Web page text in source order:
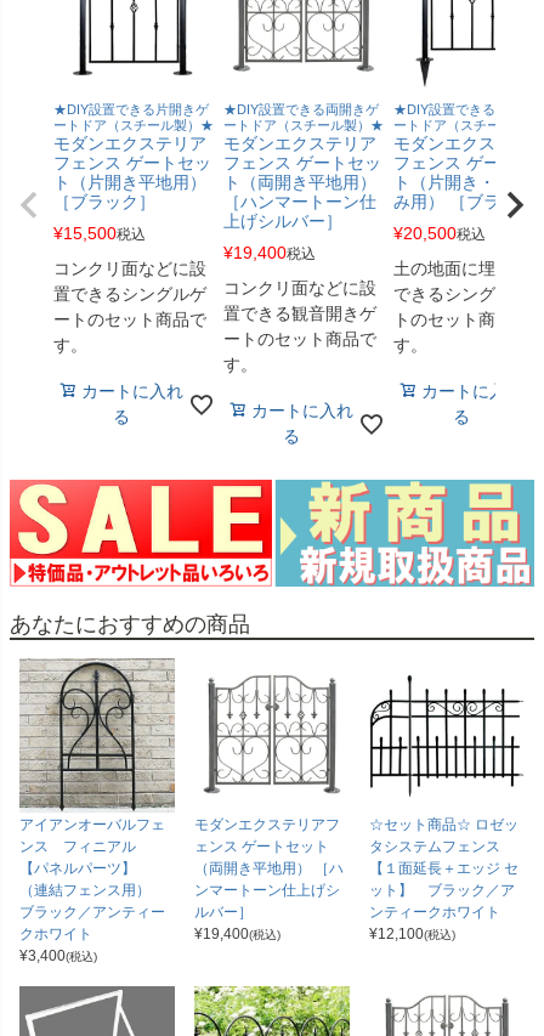
★DIY設置できる片開きゲ
ートドア（スチール製）★
モダンエクステリア
フェンス ゲートセッ
ト（片開き平地用）
［ブラック］
¥15,500税込
コンクリ面などに設
置できるシングルゲ
ートのセット商品で
す。
カートに入れ
る
★DIY設置できる両開きゲ
ートドア（スチール製）★
モダンエクステリア
フェンス ゲートセッ
ト（両開き平地用）
［ハンマートーン仕
上げシルバー］
¥19,400税込
コンクリ面などに設
置できる観音開きゲ
ートのセット商品で
す。
カートに入れ
る
★DIY設置できる片開き
ートドア（スチール製
モダンエクステリ
フェンス ゲートセ
ト（片開き・埋め
み用） ［ブラック
¥20,500税込
土の地面に埋込設
できるシングルゲ
トのセット商品で
す。
カートに入れ
る
あなたにおすすめの商品
アイアンオーバルフェ
ンス フィニアル
【パネルパーツ】
（連結フェンス用）
ブラック／アンティー
クホワイト
¥3,400(税込)
モダンエクステリアフ
ェンス ゲートセット
（両開き平地用） ［ハ
ンマートーン仕上げシ
ルバー］
¥19,400(税込)
☆セット商品☆ ロゼッ
タシステムフェンス
【１面延長＋エッジ セ
ット】 ブラック／ア
ンティークホワイト
¥12,100(税込)